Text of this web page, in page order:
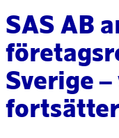
SAS AB
Sverige